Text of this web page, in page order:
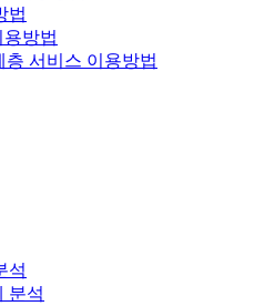
법
방법
층 서비스 이용방법
석
분석